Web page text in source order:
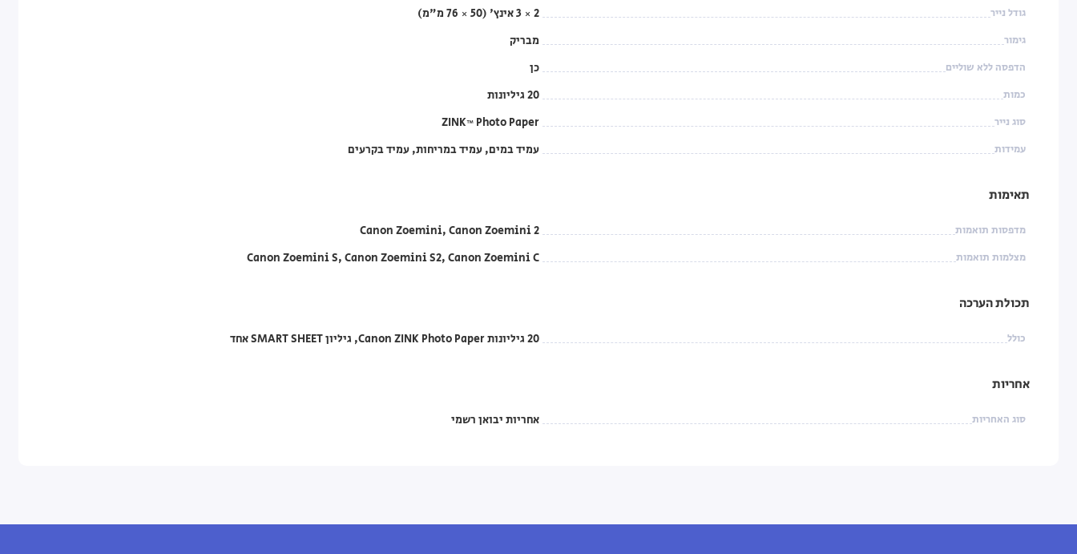
גודל נייר 2 × 3 אינץ' (50 × 76 מ"מ)
גימור מבריק
הדפסה ללא שוליים כן
כמות 20 גיליונות
סוג נייר ZINK™ Photo Paper
עמידות עמיד במים, עמיד במריחות, עמיד בקרעים
תאימות
מדפסות תואמות Canon Zoemini, Canon Zoemini 2
מצלמות תואמות Canon Zoemini S, Canon Zoemini S2, Canon Zoemini C
תכולת הערכה
כולל 20 גיליונות Canon ZINK Photo Paper, גיליון SMART SHEET אחד
אחריות
סוג האחריות אחריות יבואן רשמי